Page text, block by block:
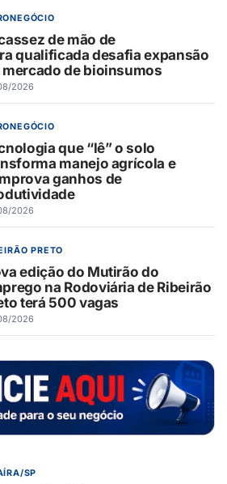
de mão de
qualificada desafia expansão
de bioinsumos
2026
que “lê” o solo
manejo agrícola e
ganhos de
2026
PRETO
edição do Mutirão do
na Rodoviária de Ribeirão
terá 500 vagas
2026
SP